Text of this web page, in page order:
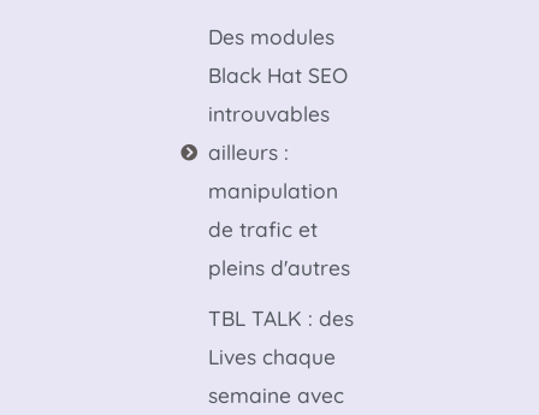
Des modules
Black Hat SEO
introuvables
ailleurs :
manipulation
de trafic et
pleins d'autres
TBL TALK : des
Lives chaque
semaine avec